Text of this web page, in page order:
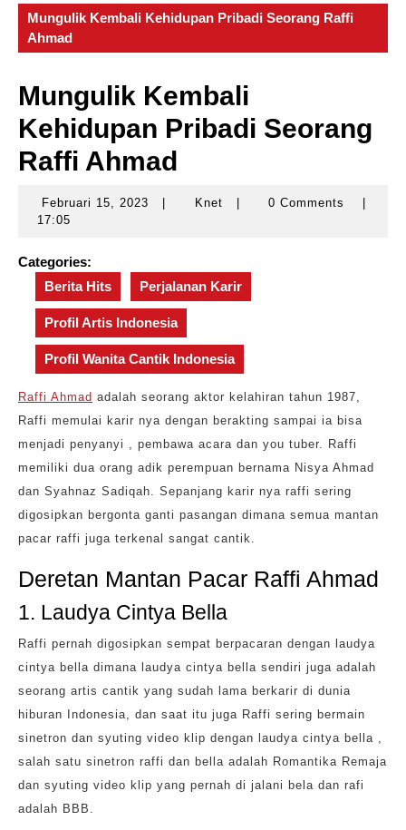
Mungulik Kembali Kehidupan Pribadi Seorang Raffi
Ahmad
Mungulik Kembali
Kehidupan Pribadi Seorang
Raffi Ahmad
Februari 15, 2023
FebruariKnet Knet 0 Comments
17:05
Categories:
Berita Hits
Perjalanan Karir
Profil Artis Indonesia
Profil Wanita Cantik Indonesia
Raffi Ahmad adalah seorang aktor kelahiran tahun 1987,
Raffi memulai karir nya dengan berakting sampai ia bisa
menjadi penyanyi , pembawa acara dan you tuber. Raffi
memiliki dua orang adik perempuan bernama Nisya Ahmad
dan Syahnaz Sadiqah. Sepanjang karir nya raffi sering
digosipkan bergonta ganti pasangan dimana semua mantan
pacar raffi juga terkenal sangat cantik.
Deretan Mantan Pacar Raffi Ahmad
1. Laudya Cintya Bella
Raffi pernah digosipkan sempat berpacaran dengan laudya
cintya bella dimana laudya cintya bella sendiri juga adalah
seorang artis cantik yang sudah lama berkarir di dunia
hiburan Indonesia, dan saat itu juga Raffi sering bermain
sinetron dan syuting video klip dengan laudya cintya bella ,
salah satu sinetron raffi dan bella adalah Romantika Remaja
dan syuting video klip yang pernah di jalani bela dan rafi
adalah BBB.